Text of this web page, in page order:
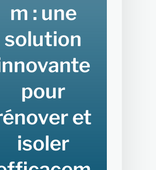
m : une
solution
pour
et
isoler